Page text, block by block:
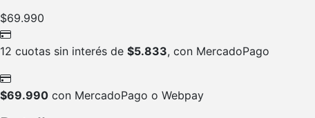
$69.990
12 cuotas sin interés de $5.833, con MercadoPago
$69.990 con MercadoPago o Webpay